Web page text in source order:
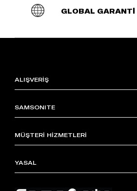
GLOBAL GARANTİ
ALIŞVERİŞ
SAMSONITE
MÜŞTERİ HİZMETLERİ
YASAL